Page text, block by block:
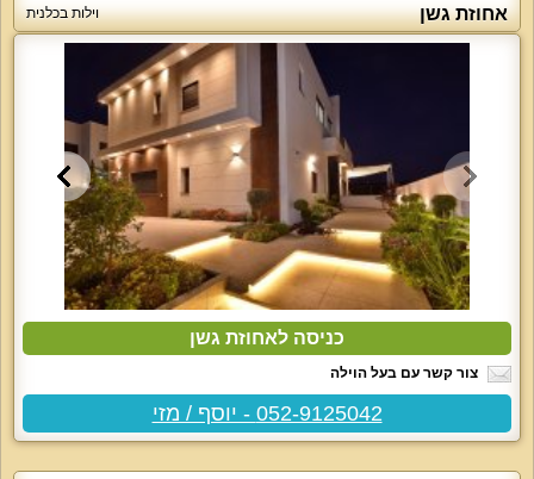
אחוזת גשן וילות בכלנית
כניסה לאחוזת גשן
צור קשר עם בעל הוילה
052-9125042 - יוסף / מזי